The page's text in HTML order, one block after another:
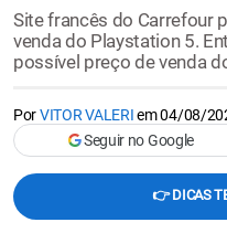
Site francês do Carrefour
venda do Playstation 5.
possível preço de venda
PorVITOR VALERIem04/08/
Seguir no Google
👉 DICAS